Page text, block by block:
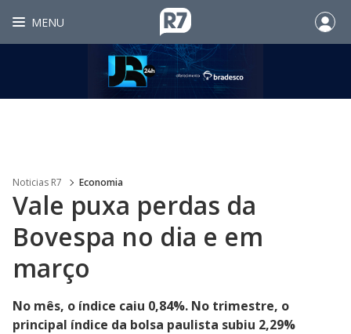
MENU
Noticias R7 Economia
Vale puxa perdas da
Bovespa no dia e em
março
No mês, o índice caiu 0,84%. No trimestre, o
principal índice da bolsa paulista subiu 2,29%